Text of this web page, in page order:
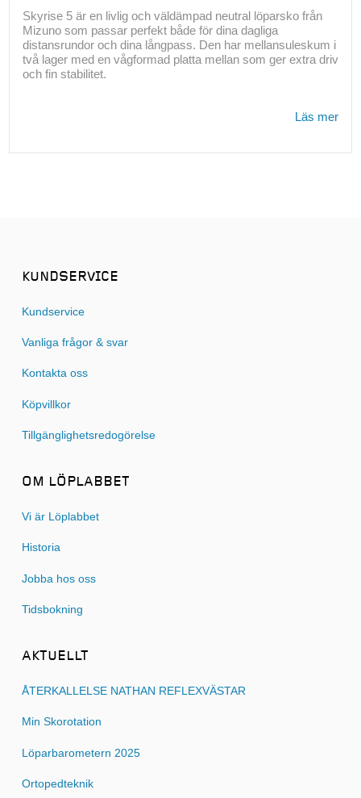
Skyrise 5 är en livlig och väldämpad neutral löparsko från
Mizuno som passar perfekt både för dina dagliga
distansrundor och dina långpass. Den har mellansuleskum i
två lager med en vågformad platta mellan som ger extra driv
och fin stabilitet.
Läs mer
KUNDSERVICE
Kundservice
Vanliga frågor & svar
Kontakta oss
Köpvillkor
Tillgänglighetsredogörelse
OM LÖPLABBET
Vi är Löplabbet
Historia
Jobba hos oss
Tidsbokning
AKTUELLT
ÅTERKALLELSE NATHAN REFLEXVÄSTAR
Min Skorotation
Löparbarometern 2025
Ortopedteknik